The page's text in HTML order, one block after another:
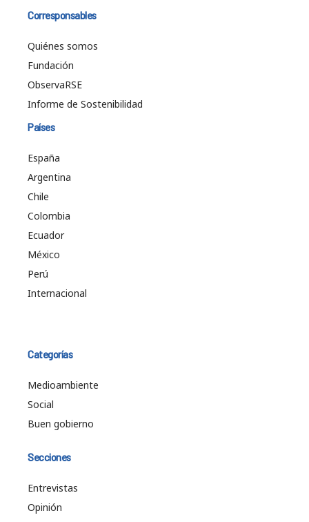
Corresponsables
Quiénes somos
Fundación
ObservaRSE
Informe de Sostenibilidad
Países
España
Argentina
Chile
Colombia
Ecuador
México
Perú
Internacional
Categorías
Medioambiente
Social
Buen gobierno
Secciones
Entrevistas
Opinión